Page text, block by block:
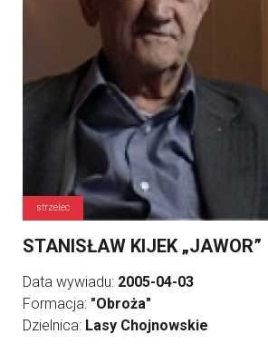
strzelec
STANISŁAW KIJEK „JAWOR”
Data wywiadu: 2005-04-03
Formacja: "Obroża"
Dzielnica: Lasy Chojnowskie